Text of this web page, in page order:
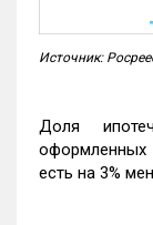
Источник:
Доля
оформленных
есть на 3%